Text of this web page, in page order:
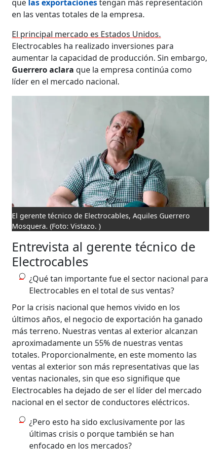
que las exportacionestengan más representación
en las ventas totales de la empresa.
El principal mercado es Estados Unidos.
Electrocables ha realizado inversiones para
aumentar la capacidad de producción. Sin embargo,
Guerrero aclara que la empresa continúa como
líder en el mercado nacional.
El gerente técnico de Electrocables, Aquiles Guerrero
Mosquera. (Foto: Vistazo. )
Entrevista al gerente técnico de
Electrocables
¿Qué tan importante fue el sector nacional para
Electrocables en el total de sus ventas?
Por la crisis nacional que hemos vivido en los
últimos años, el negocio de exportación ha ganado
más terreno. Nuestras ventas al exterior alcanzan
aproximadamente un 55% de nuestras ventas
totales. Proporcionalmente, en este momento las
ventas al exterior son más representativas que las
ventas nacionales, sin que eso signifique que
Electrocables ha dejado de ser el líder del mercado
nacional en el sector de conductores eléctricos.
¿Pero esto ha sido exclusivamente por las
últimas crisis o porque también se han
enfocado en los mercados?